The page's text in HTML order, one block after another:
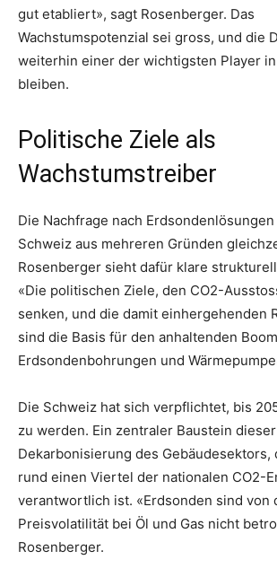
gut etabliert», sagt Rosenberger. Das
Wachstumspotenzial sei gross, und die
weiterhin einer der wichtigsten Player
bleiben.
Politische Ziele als
Wachstumstreiber
Die Nachfrage nach
Schweiz aus mehreren Gründen
Rosenberger sieht dafür klare
«Die politischen Ziele, den CO2-
senken, und die damit einhergehenden
sind die Basis für den anhaltenden
Erdsondenbohrungen und
Die Schweiz hat sich verpflichtet, bis
zu werden. Ein zentraler Baustein
Dekarbonisierung des Gebäudesektors,
rund einen Viertel der nationalen CO2-
verantwortlich ist. «Erdsonden sind von
Preisvolatilität bei Öl und Gas nicht
Rosenberger.